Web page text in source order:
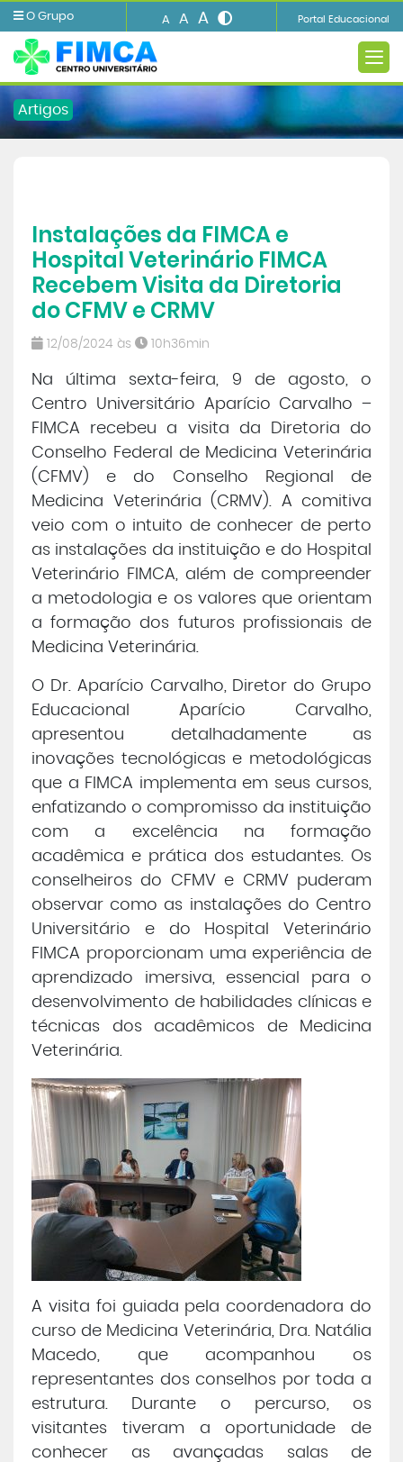
O Grupo A A A Portal Educacional
Cursos de Graduação
Cursos dePós e Extensão
Cursos deEAD
Clínicas de Atendimento
Bolsas e Benefícios
Ensino
Informações e Serviços
Biblioteca
Imprensa
Artigos
Instalações da FIMCA e
Hospital Veterinário FIMCA
Recebem Visita da Diretoria
do CFMV e CRMV
12/08/2024 às 10h36min
Na última sexta-feira, 9 de agosto, o
Centro Universitário Aparício Carvalho –
FIMCA recebeu a visita da Diretoria do
Conselho Federal de Medicina Veterinária
(CFMV) e do Conselho Regional de
Medicina Veterinária (CRMV). A comitiva
veio com o intuito de conhecer de perto
as instalações da instituição e do Hospital
Veterinário FIMCA, além de compreender
a metodologia e os valores que orientam
a formação dos futuros profissionais de
Medicina Veterinária.
O Dr. Aparício Carvalho, Diretor do Grupo
Educacional Aparício Carvalho,
apresentou detalhadamente as
inovações tecnológicas e metodológicas
que a FIMCA implementa em seus cursos,
enfatizando o compromisso da instituição
com a excelência na formação
acadêmica e prática dos estudantes. Os
conselheiros do CFMV e CRMV puderam
observar como as instalações do Centro
Universitário e do Hospital Veterinário
FIMCA proporcionam uma experiência de
aprendizado imersiva, essencial para o
desenvolvimento de habilidades clínicas e
técnicas dos acadêmicos de Medicina
Veterinária.
A visita foi guiada pela coordenadora do
curso de Medicina Veterinária, Dra. Natália
Macedo, que acompanhou os
representantes dos conselhos por toda a
estrutura. Durante o percurso, os
visitantes tiveram a oportunidade de
conhecer as avançadas salas de